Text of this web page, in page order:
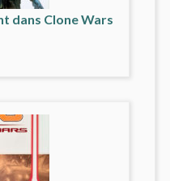
dans Clone Wars